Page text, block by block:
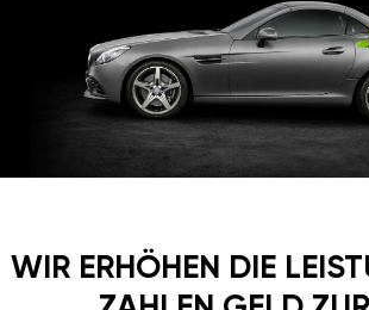
WIR ERHÖHEN DIE